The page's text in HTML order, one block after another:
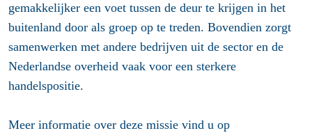
gemakkelijker een voet tussen de deur te krijgen in het
buitenland door als groep op te treden. Bovendien zorgt
samenwerken met andere bedrijven uit de sector en de
Nederlandse overheid vaak voor een sterkere
handelspositie.
Meer informatie over deze missie vind u op